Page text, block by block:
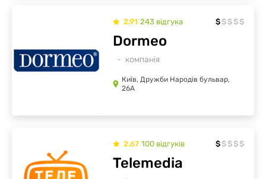
2.91 243 відгукa $ $ $ $ $
компанія
Dormeo
Київ, Дружби Народів бульвар,
26А
2.67 100 відгуків $ $ $ $ $
Telemedia